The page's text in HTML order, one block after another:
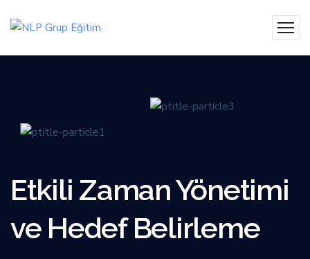
Etkili Zaman Yönetimi
ve Hedef Belirleme